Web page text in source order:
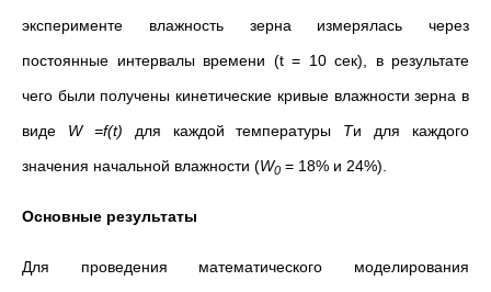
эксперименте влажность зерна измерялась через
постоянные интервалы времени (t = 10 сек), в результате
чего были получены кинетические кривые влажности зерна в
виде W=f(t) для каждой температуры Tи для каждого
значения начальной влажности (W0 = 18% и 24%).
Основные результаты
Для проведения математического моделирования